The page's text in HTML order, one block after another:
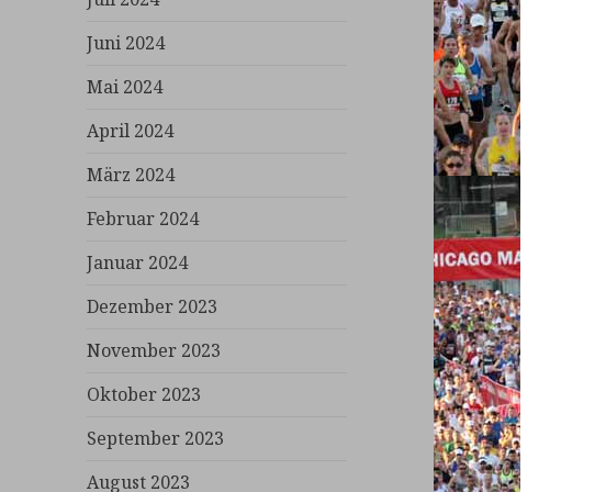
Juni 2024
Mai 2024
April 2024
März 2024
Februar 2024
Januar 2024
Dezember 2023
November 2023
Oktober 2023
September 2023
August 2023